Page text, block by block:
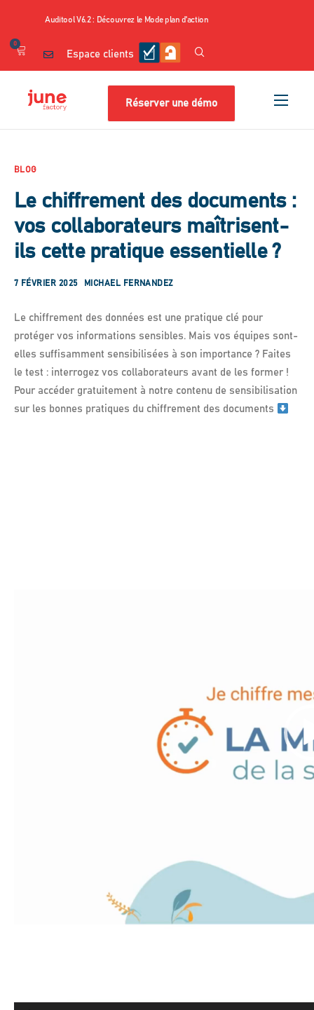
Auditool V6.2 : Découvrez le Mode plan d'action
0
Espace clients
Tarifs
Réserver une démo
BLOG
Le chiffrement des documents :
vos collaborateurs maîtrisent-
ils cette pratique essentielle ?
7 FÉVRIER 2025 MICHAEL FERNANDEZ
Le chiffrement des données est une pratique clé pour
protéger vos informations sensibles. Mais vos équipes sont-
elles suffisamment sensibilisées à son importance ? Faites
le test : interrogez vos collaborateurs avant de les former !
Pour accéder gratuitement à notre contenu de sensibilisation
sur les bonnes pratiques du chiffrement des documents